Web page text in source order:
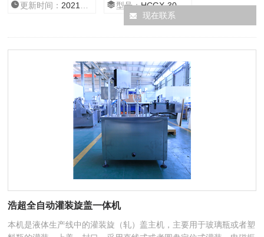
（轧）盖合二为一，结构紧凑，符合GMP标准。
更新时间： 2021/2/24 15:31:13 型号：HCGX-30/500
现在联系
浩超全自动灌装旋盖一体机
本机是液体生产线中的灌装旋（轧）盖主机，主要用于玻璃瓶或者塑